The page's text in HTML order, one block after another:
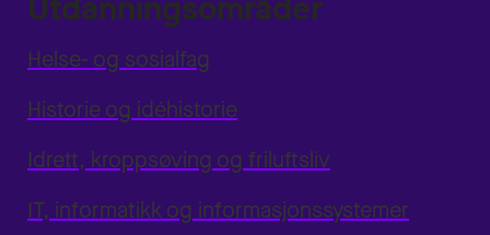
Utdanningsområder
Helse- og sosialfag
Historie og idéhistorie
Idrett, kroppsøving og friluftsliv
IT, informatikk og informasjonssystemer